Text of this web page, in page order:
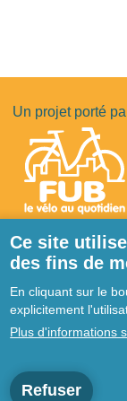
Un projet porté
Pied de
Qui
Ressources
Prestataires
Actualités
Mentions
Ce site
des fins de
En cliquant sur le
explicitement
Plus d'informations
Refuser